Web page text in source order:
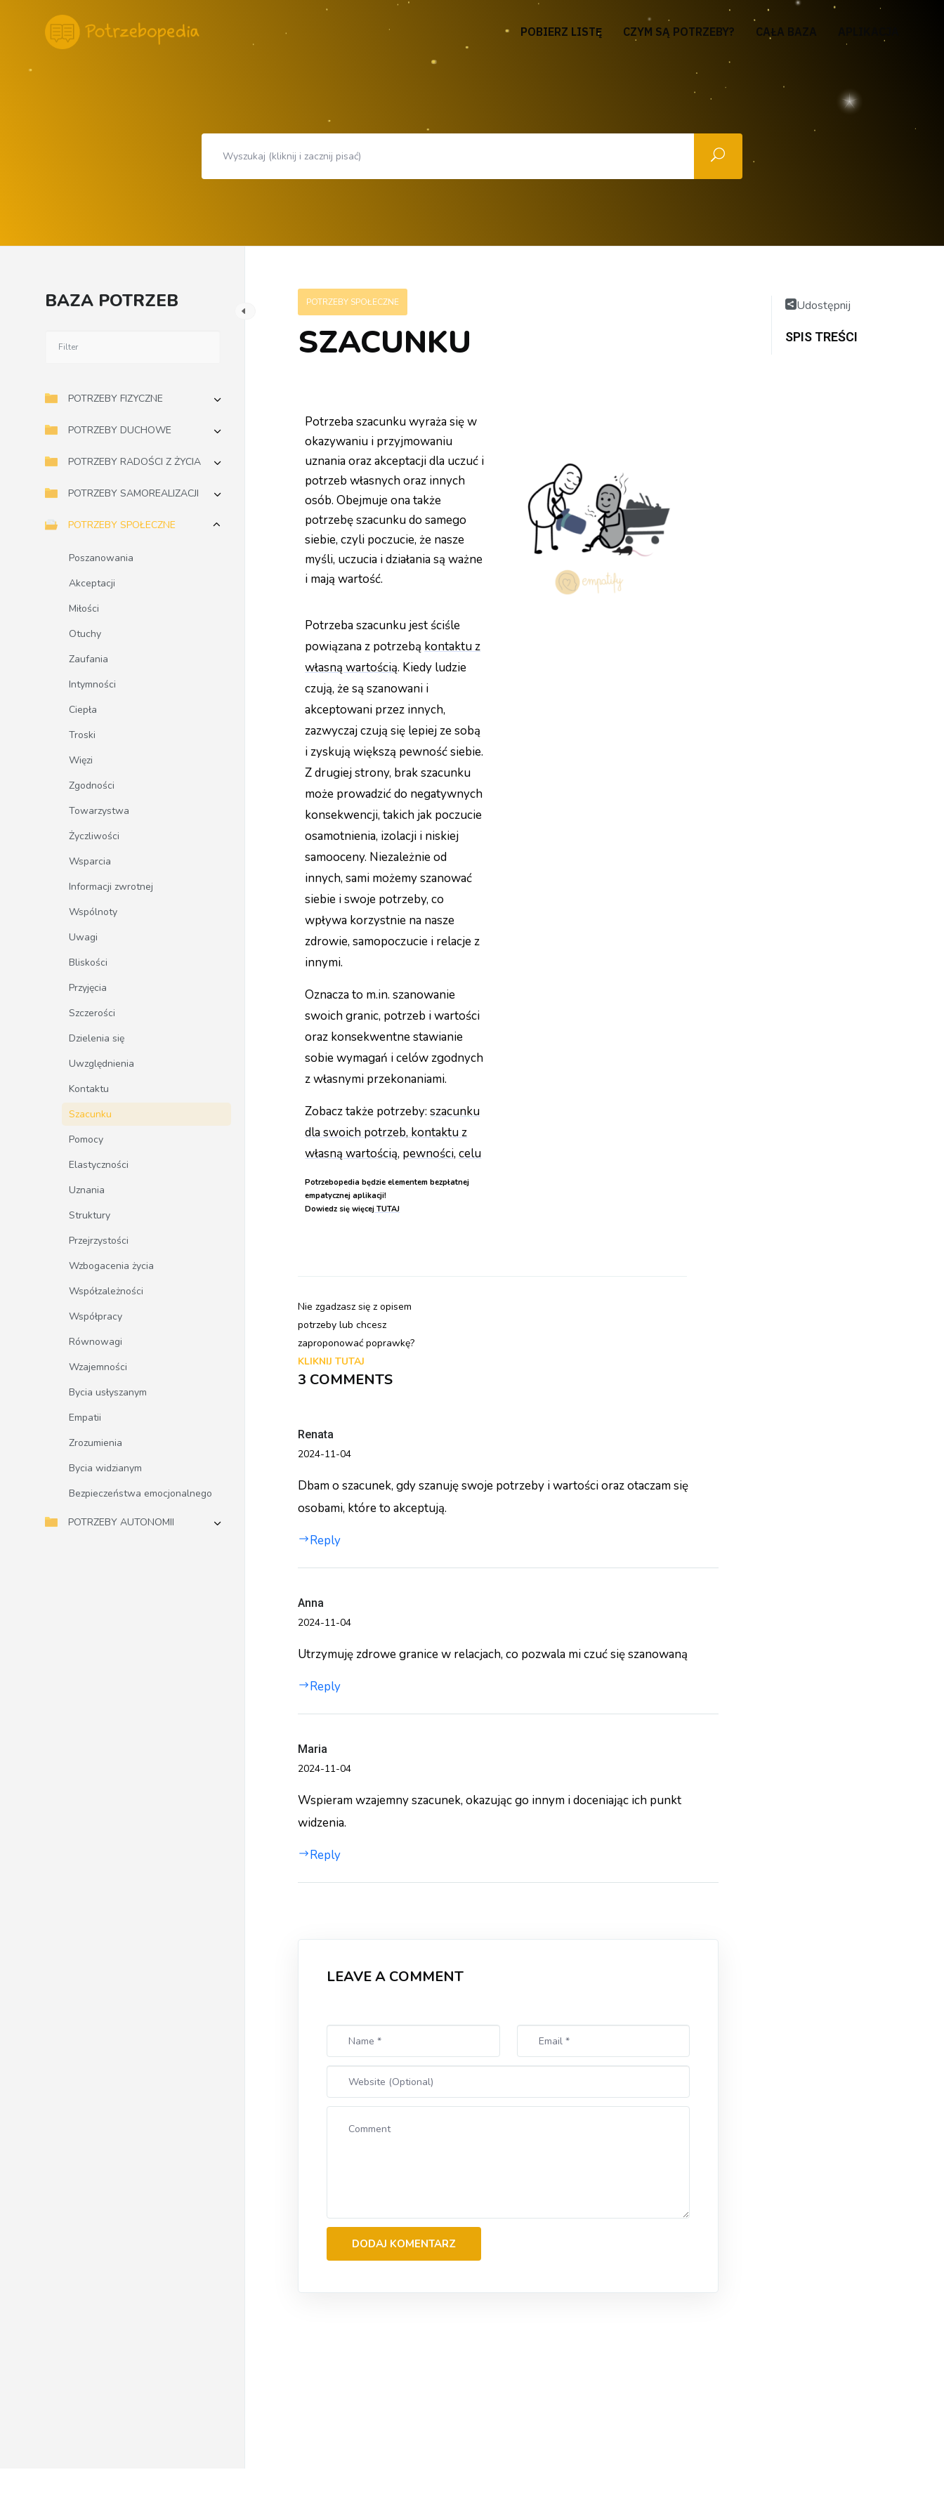
POBIERZ LISTĘ CZYM SĄ POTRZEBY? CAŁA BAZA
BAZA POTRZEB
POTRZEBY FIZYCZNE
POTRZEBY DUCHOWE
POTRZEBY RADOŚCI Z ŻYCIA
POTRZEBY SAMOREALIZACJI
POTRZEBY SPOŁECZNE
Poszanowania
Akceptacji
Miłości
Otuchy
Zaufania
Intymności
Ciepła
Troski
Więzi
Zgodności
Towarzystwa
Życzliwości
Wsparcia
Informacji zwrotnej
Wspólnoty
Uwagi
Bliskości
Przyjęcia
Szczerości
Dzielenia się
Uwzględnienia
Kontaktu
Szacunku
Pomocy
Elastyczności
Uznania
Struktury
Przejrzystości
Wzbogacenia życia
Współzależności
Współpracy
Równowagi
Wzajemności
Bycia usłyszanym
Empatii
Zrozumienia
Bycia widzianym
Bezpieczeństwa emocjonalnego
POTRZEBY AUTONOMII
POTRZEBY SPOŁECZNE
SZACUNKU
Potrzeba szacunku wyraża się w
okazywaniu i przyjmowaniu
uznania oraz akceptacji dla uczuć i
potrzeb własnych oraz innych
osób. Obejmuje ona także
potrzebę szacunku do samego
siebie, czyli poczucie, że nasze
myśli, uczucia i działania są ważne
i mają wartość.
Potrzeba szacunku jest ściśle
powiązana z potrzebą kontaktu z
własną wartością. Kiedy ludzie
czują, że są szanowani i
akceptowani przez innych,
zazwyczaj czują się lepiej ze sobą
i zyskują większą pewność siebie.
Z drugiej strony, brak szacunku
może prowadzić do negatywnych
konsekwencji, takich jak poczucie
osamotnienia, izolacji i niskiej
samooceny. Niezależnie od
innych, sami możemy szanować
siebie i swoje potrzeby, co
wpływa korzystnie na nasze
zdrowie, samopoczucie i relacje z
innymi.
Oznacza to m.in. szanowanie
swoich granic, potrzeb i wartości
oraz konsekwentne stawianie
sobie wymagań i celów zgodnych
z własnymi przekonaniami.
Zobacz także potrzeby:szacunku
dla swoich potrzeb, kontaktu z
własną wartością, pewności,celu
Potrzebopedia będzie elementem bezpłatnej
empatycznej aplikacji!
Dowiedz się więcej TUTAJ
Nie zgadzasz się z opisem
potrzeby lub chcesz
zaproponować poprawkę?
KLIKNIJ TUTAJ
3 COMMENTS
Renata
2024-11-04
Dbam o szacunek, gdy szanuję swoje potrzeby i wartości oraz otaczam się
osobami, które to akceptują.
Reply
Anna
2024-11-04
Utrzymuję zdrowe granice w relacjach, co pozwala mi czuć się szanowaną
Reply
Maria
2024-11-04
Wspieram wzajemny szacunek, okazując go innym i doceniając ich punkt
widzenia.
Reply
LEAVE A COMMENT
Udostępnij
SPIS TREŚCI